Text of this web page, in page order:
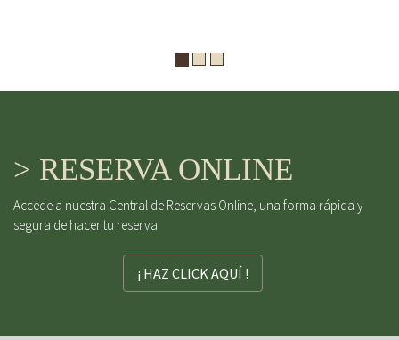
> RESERVA ONLINE
Accede a nuestra Central de Reservas Online, una forma rápida y
segura de hacer tu reserva
¡ HAZ CLICK AQUÍ !